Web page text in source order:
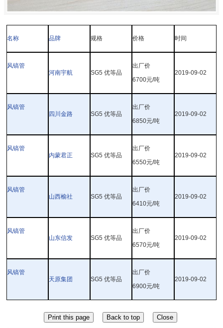
名称 品牌 规格 价格 时间
风镐管
河南宇航
SG5优等品
出厂价
6700元/吨
2019-09-02
风镐管
四川金路
SG5优等品
出厂价
6850元/吨
2019-09-02
风镐管
内蒙君正
SG5优等品
出厂价
6550元/吨
2019-09-02
风镐管
山西榆社
SG5优等品
出厂价
6410元/吨
2019-09-02
风镐管
山东信发
SG5优等品
出厂价
6570元/吨
2019-09-02
风镐管
天原集团
SG5优等品
出厂价
6900元/吨
2019-09-02